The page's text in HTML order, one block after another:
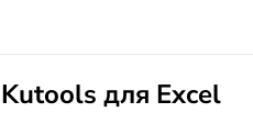
Kutools для Excel